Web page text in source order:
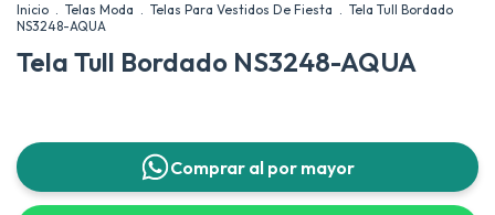
Inicio . Telas Moda . Telas Para Vestidos De Fiesta . Tela Tull Bordado
NS3248-AQUA
Tela Tull Bordado NS3248-AQUA
Comprar al por mayor